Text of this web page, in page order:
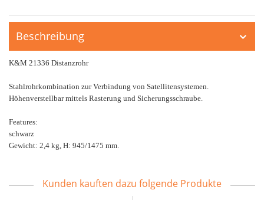
Beschreibung
K&M 21336 Distanzrohr
Stahlrohrkombination zur Verbindung von Satellitensystemen.
Höhenverstellbar mittels Rasterung und Sicherungsschraube.
Features:
schwarz
Gewicht: 2,4 kg, H: 945/1475 mm.
Kunden kauften dazu folgende Produkte